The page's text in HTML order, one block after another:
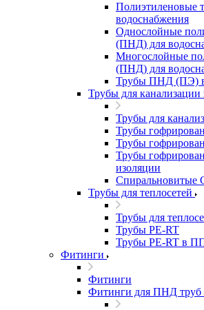
Полиэтиленовые
водоснабжения
Однослойные
(ПНД) для
Многослойные
(ПНД) для
Трубы ПНД (ПЭ)
Трубы для канализации
Трубы для
Трубы
Трубы
Трубы
изоляции
Спиральновитые
Трубы для теплосетей
Трубы для
Трубы PE-RT
Трубы PE-RT в
Фитинги
Фитинги
Фитинги для ПНД труб